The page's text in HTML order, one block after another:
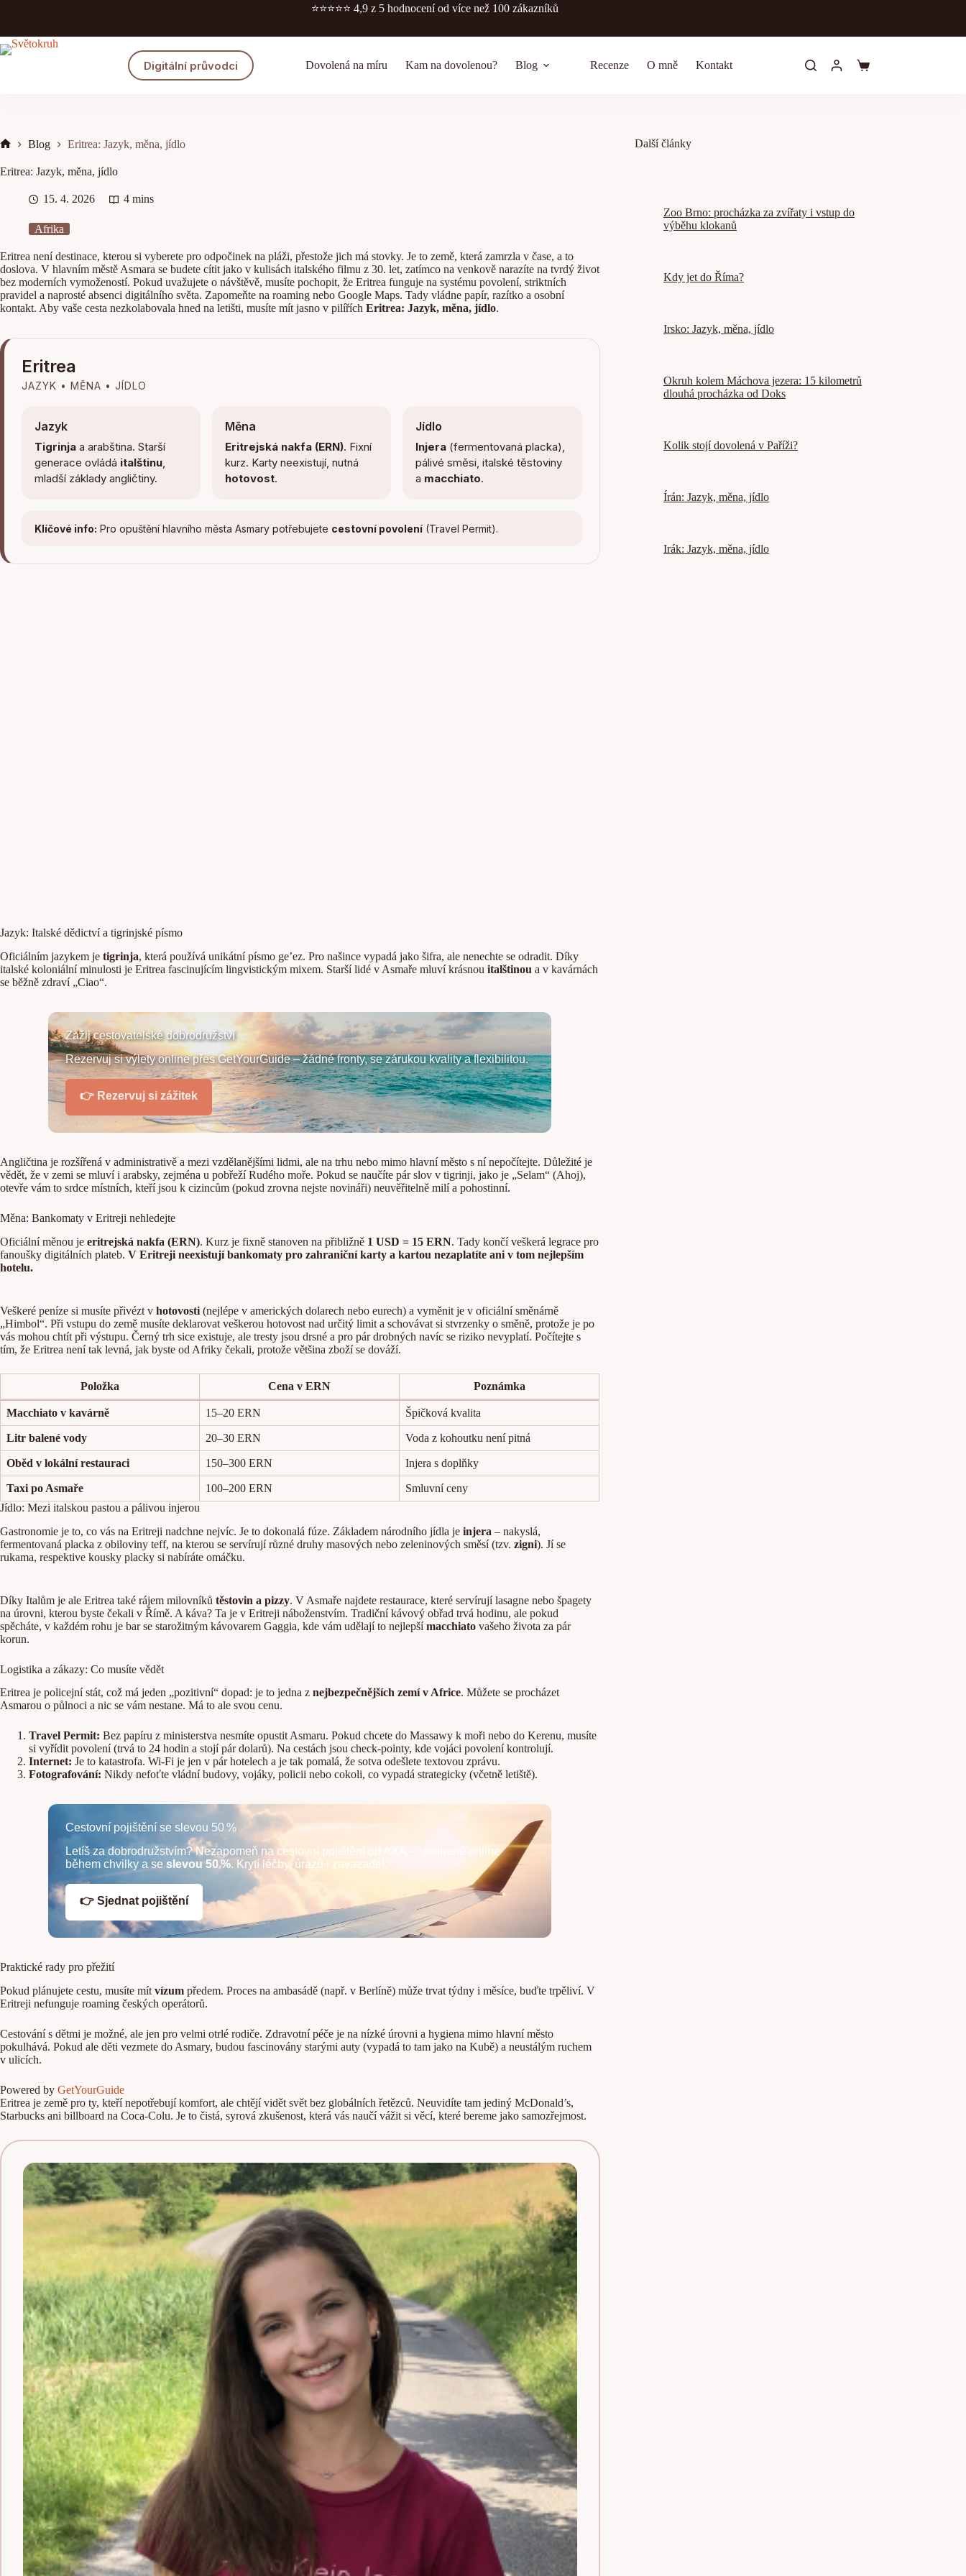
⭐️⭐️⭐️⭐️⭐️ 4,9 z 5 hodnoceníod více než 100 zákazníků
Digitální průvodci Dovolená na míru Kam na dovolenou? Blog Recenze O mně Kontakt
Shopping
Blog Eritrea: Jazyk, měna, jídlo
Eritrea: Jazyk, měna, jídlo
15. 4. 2026 4 mins
Afrika
Eritrea není destinace, kterou si vyberete pro odpočinek na pláži, přestože jich má stovky. Je to země, která zamrzla v čase, a to
doslova. V hlavním městě Asmara se budete cítit jako v kulisách italského filmu z 30. let, zatímco na venkově narazíte na tvrdý život
bez moderních vymožeností. Pokud uvažujete o návštěvě, musíte pochopit, že Eritrea funguje na systému povolení, striktních
pravidel a naprosté absenci digitálního světa. Zapomeňte na roaming nebo Google Maps. Tady vládne papír, razítko a osobní
kontakt. Aby vaše cesta nezkolabovala hned na letišti, musíte mít jasno v pilířích Eritrea: Jazyk, měna, jídlo.
Eritrea
JAZYK • MĚNA • JÍDLO
Jazyk
Tigrinja a arabština. Starší
generace ovládá italštinu,
mladší základy angličtiny.
Měna
Eritrejská nakfa (ERN). Fixní
kurz. Karty neexistují, nutná
hotovost.
Jídlo
Injera (fermentovaná placka),
pálivé směsi, italské těstoviny
a macchiato.
Klíčové info: Pro opuštění hlavního města Asmary potřebujete cestovní povolení (Travel Permit).
Jazyk: Italské dědictví a tigrinjské písmo
Oficiálním jazykem je tigrinja, která používá unikátní písmo ge’ez. Pro našince vypadá jako šifra, ale nenechte se odradit. Díky
italské koloniální minulosti je Eritrea fascinujícím lingvistickým mixem. Starší lidé v Asmaře mluví krásnou italštinou a v kavárnách
se běžně zdraví „Ciao“.
Zažij cestovatelské dobrodružství
Rezervuj si výlety online přes GetYourGuide – žádné fronty, se zárukou kvality a flexibilitou.
👉 Rezervuj si zážitek
Angličtina je rozšířená v administrativě a mezi vzdělanějšími lidmi, ale na trhu nebo mimo hlavní město s ní nepočítejte. Důležité je
vědět, že v zemi se mluví i arabsky, zejména u pobřeží Rudého moře. Pokud se naučíte pár slov v tigrinji, jako je „Selam“ (Ahoj),
otevře vám to srdce místních, kteří jsou k cizincům (pokud zrovna nejste novináři) neuvěřitelně milí a pohostinní.
Měna: Bankomaty v Eritreji nehledejte
Oficiální měnou je eritrejská nakfa (ERN). Kurz je fixně stanoven na přibližně 1 USD = 15 ERN. Tady končí veškerá legrace pro
fanoušky digitálních plateb. V Eritreji neexistují bankomaty pro zahraniční karty a kartou nezaplatíte ani v tom nejlepším
hotelu.
Veškeré peníze si musíte přivézt v hotovosti (nejlépe v amerických dolarech nebo eurech) a vyměnit je v oficiální směnárně
„Himbol“. Při vstupu do země musíte deklarovat veškerou hotovost nad určitý limit a schovávat si stvrzenky o směně, protože je po
vás mohou chtít při výstupu. Černý trh sice existuje, ale tresty jsou drsné a pro pár drobných navíc se riziko nevyplatí. Počítejte s
tím, že Eritrea není tak levná, jak byste od Afriky čekali, protože většina zboží se dováží.
Položka Cena v ERN Poznámka
Macchiato v kavárně 15–20 ERN Špičková kvalita
Litr balené vody 20–30 ERN Voda z kohoutku není pitná
Oběd v lokální restauraci 150–300 ERN Injera s doplňky
Taxi po Asmaře 100–200 ERN
Smluvní ceny
Jídlo: Mezi italskou pastou a pálivou injerou
Gastronomie je to, co vás na Eritreji nadchne nejvíc. Je to dokonalá fúze. Základem národního jídla je injera – nakyslá,
fermentovaná placka z obiloviny teff, na kterou se servírují různé druhy masových nebo zeleninových směsí (tzv. zigni). Jí se
rukama, respektive kousky placky si nabíráte omáčku.
Díky Italům je ale Eritrea také rájem milovníků těstovin a pizzy. V Asmaře najdete restaurace, které servírují lasagne nebo špagety
na úrovni, kterou byste čekali v Římě. A káva? Ta je v Eritreji náboženstvím. Tradiční kávový obřad trvá hodinu, ale pokud
spěcháte, v každém rohu je bar se starožitným kávovarem Gaggia, kde vám udělají to nejlepšímacchiato vašeho života za pár
korun.
Logistika a zákazy: Co musíte vědět
Eritrea je policejní stát, což má jeden „pozitivní“ dopad: je to jedna z nejbezpečnějších zemí v Africe. Můžete se procházet
Asmarou o půlnoci a nic se vám nestane. Má to ale svou cenu.
Travel Permit: Bez papíru z ministerstva nesmíte opustit Asmaru. Pokud chcete do Massawy k moři nebo do Kerenu, musíte
si vyřídit povolení (trvá to 24 hodin a stojí pár dolarů). Na cestách jsou check-pointy, kde vojáci povolení kontrolují.
Internet: Je to katastrofa. Wi-Fi je jen v pár hotelech a je tak pomalá, že sotva odešlete textovou zprávu.
Fotografování: Nikdy nefoťte vládní budovy, vojáky, policii nebo cokoli, co vypadá strategicky (včetně letiště).
Cestovní pojištění se slevou 50 %
Letíš za dobrodružstvím? Nezapomeň na cestovní pojištění od AXA – sjednané online
během chvilky a seslevou 50 %. Krytí léčby, úrazů i zavazadel.
👉 Sjednat pojištění
Praktické rady pro přežití
Pokud plánujete cestu, musíte mít vízum předem. Proces na ambasádě (např. v Berlíně) může trvat týdny i měsíce, buďte trpěliví. V
Eritreji nefunguje roaming českých operátorů.
Cestování s dětmi je možné, ale jen pro velmi otrlé rodiče. Zdravotní péče je na nízké úrovni a hygiena mimo hlavní město
pokulhává. Pokud ale děti vezmete do Asmary, budou fascinovány starými auty (vypadá to tam jako na Kubě) a neustálým ruchem
v ulicích.
Powered by GetYourGuide
Eritrea je země pro ty, kteří nepotřebují komfort, ale chtějí vidět svět bez globálních řetězců. Neuvidíte tam jediný McDonald’s,
Starbucks ani billboard na Coca-Colu. Je to čistá, syrová zkušenost, která vás naučí vážit si věcí, které bereme jako samozřejmost.
Další články
Zoo Brno: procházka za zvířaty i vstup do
výběhu klokanů
Kdy jet do Říma?
Irsko: Jazyk, měna, jídlo
Okruh kolem Máchova jezera: 15 kilometrů
dlouhá procházka od Doks
Kolik stojí dovolená v Paříži?
Írán: Jazyk, měna, jídlo
Irák: Jazyk, měna, jídlo